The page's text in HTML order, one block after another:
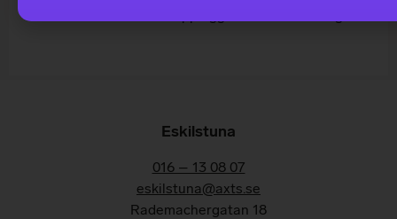
Eskilstuna
016 – 13 08 07
eskilstuna@axts.se
Rademachergatan 18